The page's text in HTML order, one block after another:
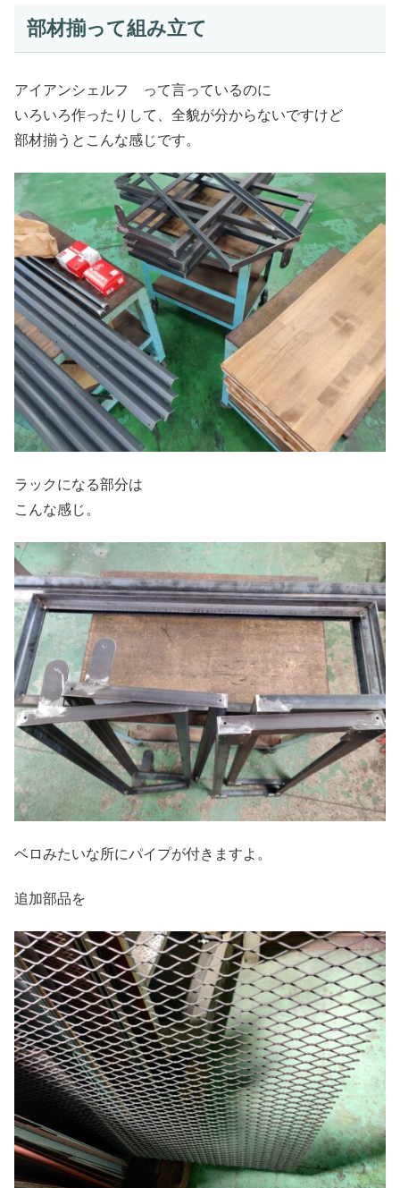
部材揃って組み立て
アイアンシェルフ って言っているのに
いろいろ作ったりして、全貌が分からないですけど
部材揃うとこんな感じです。
ラックになる部分は
こんな感じ。
ベロみたいな所にパイプが付きますよ。
追加部品を